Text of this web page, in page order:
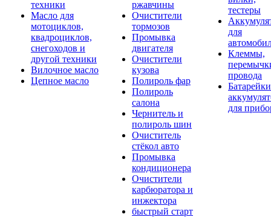
техники
Масло для
мотоциклов,
квадроциклов,
снегоходов и
другой техники
Вилочное масло
Цепное масло
ржавчины
Очистители
тормозов
Промывка
двигателя
Очистители
кузова
Полироль фар
Полироль
салона
Чернитель и
полироль шин
Очиститель
стёкол авто
Промывка
кондиционера
Очистители
карбюратора и
инжектора
быстрый старт
тестеры
для
Клеммы,
провода
для